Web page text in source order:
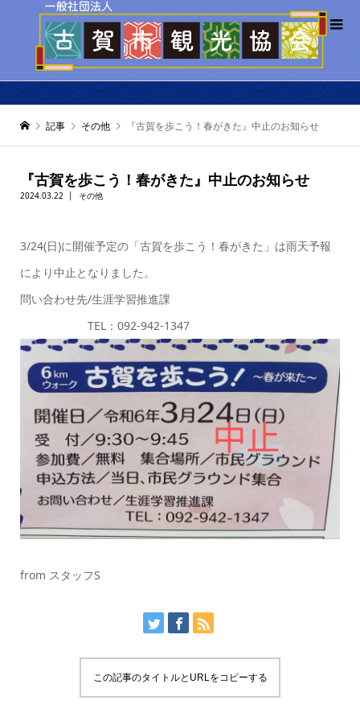
記事 その他 『古賀を歩こう！春がきた』中止のお知らせ
『古賀を歩こう！春がきた』中止のお知らせ
2024.03.22 その他
3/24(日)に開催予定の「古賀を歩こう！春がきた」は雨天予報
により中止となりました。
問い合わせ先/生涯学習推進課
TEL：092-942-1347
from スタッフS
この記事のタイトルとURLをコピーする